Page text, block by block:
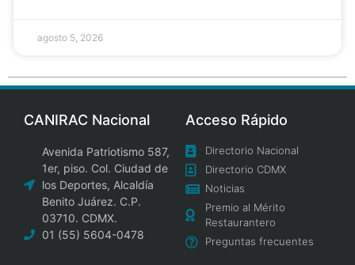
agosto 5, 2026
CANIRAC Nacional
Avenida Patriotismo 587,
1er, piso. Col. Ciudad de
los Deportes, Alcaldía
Benito Juárez. C.P.
03710. CDMX.
01 (55) 5604-0478
Acceso Rápido
Directorio Nacional
Directorio CDMX
Noticias
Premio al Mérito
Restaurantero
Preguntas frecuentes